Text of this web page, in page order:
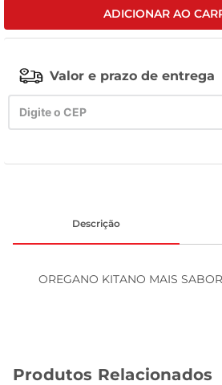
ADICIONAR AO
Valor e prazo de entrega
Descrição
OREGANO KITANO MAIS
Produtos Relacionados
leite pó